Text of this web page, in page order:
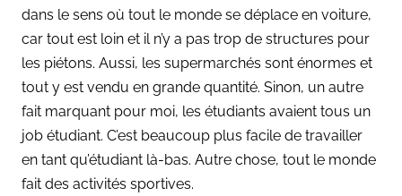
dans le sens où tout le monde se déplace en voiture,
car tout est loin et il n’y a pas trop de structures pour
les piétons. Aussi, les supermarchés sont énormes et
tout y est vendu en grande quantité. Sinon, un autre
fait marquant pour moi, les étudiants avaient tous un
job étudiant. C’est beaucoup plus facile de travailler
en tant qu’étudiant là-bas. Autre chose, tout le monde
fait des activités sportives.